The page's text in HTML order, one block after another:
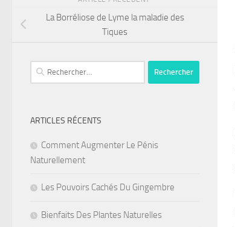
La Borréliose de Lyme la maladie des
Tiques
Rechercher :
ARTICLES RÉCENTS
Comment Augmenter Le Pénis
Naturellement
Les Pouvoirs Cachés Du Gingembre
Bienfaits Des Plantes Naturelles